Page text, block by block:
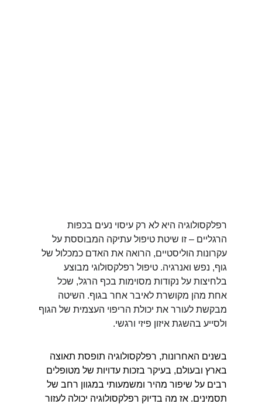
רפלקסולוגיה היא לא רק עיסוי נעים בכפות
הרגליים – זו שיטת טיפול עתיקה המבוססת על
עקרונות הוליסטיים, הרואה את האדם כמכלול של
גוף, נפש ואנרגיה. טיפול רפלקסולוגי מבוצע
בלחיצות על נקודות מסוימות בכף הרגל, שכל
אחת מהן מקושרת לאיבר אחר בגוף. השיטה
מבקשת לעורר את יכולת הריפוי העצמית של הגוף
ולסייע בהשגת איזון פיזי ורגשי.
בשנים האחרונות, רפלקסולוגיה תופסת תאוצה
בארץ ובעולם, בעיקר בזכות עדויות של מטופלים
רבים על שיפור מהיר ומשמעותי במגוון רחב של
תסמינים. אז מה בדיוק רפלקסולוגיה יכולה לעזור